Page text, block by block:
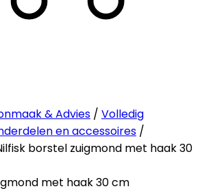
& Advies / Volledig
en accessoires /
borstel zuigmond met haak 30
met haak 30 cm